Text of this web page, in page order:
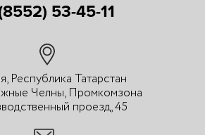
53-45-11
Республика Татарстан
Челны, Промкомзона
проезд, 45